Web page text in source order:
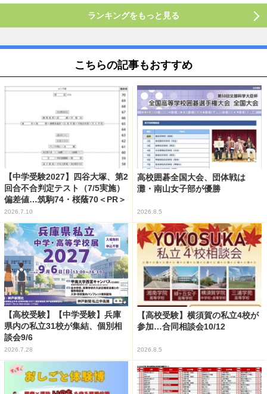
ランキングをもっと見る
こちらの記事もおすすめ
【中学受験2027】四谷大塚、第2
回合不合判定テスト（7/5実施）
偏差値…筑駒74・桜蔭70＜PR＞
2026.7.10
高校囲碁全国大会、団体戦は
灘・南山女子部が優勝
2026.8.5
【高校受験】【中学受験】兵庫
県内の私立31校が集結、個別相
談会9/6
2026.7.28
【高校受験】横須賀の私立4校が
参加…合同相談会10/12
2026.8.5